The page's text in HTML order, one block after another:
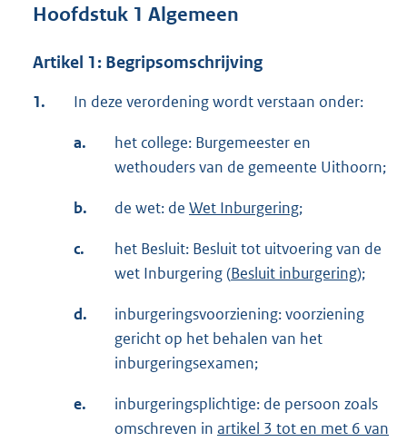
Hoofdstuk 1 Algemeen
Artikel 1: Begripsomschrijving
1. In deze verordening wordt verstaan onder:
a.
het college: Burgemeester en
wethouders van de gemeente Uithoorn;
b. de wet: de Wet Inburgering;
c.
het Besluit: Besluit tot uitvoering van de
wet Inburgering (Besluit inburgering);
d.
inburgeringsvoorziening: voorziening
gericht op het behalen van het
inburgeringsexamen;
e.
inburgeringsplichtige: de persoon zoals
omschreven in artikel 3 tot en met 6 van